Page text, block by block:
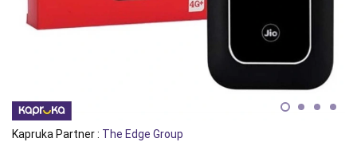
Kapruka Partner : The Edge Group